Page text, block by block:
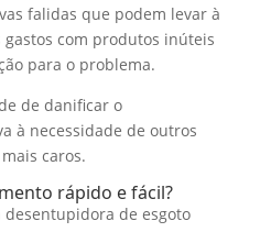
falidas que podem levar à
com produtos inúteis
para o problema.
de danificar o
à necessidade de outros
caros.
rápido e fácil?
desentupidora de esgoto